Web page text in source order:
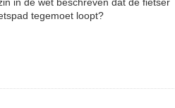
tegemoet loopt?